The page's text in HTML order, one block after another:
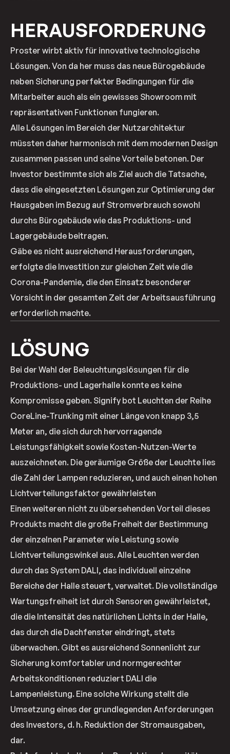
HERAUSFORDERUNG
Proster wirbt aktiv für innovative technologische
Lösungen. Von da her muss das neue Bürogebäude
neben Sicherung perfekter Bedingungen für die
Mitarbeiter auch als ein gewisses Showroom mit
repräsentativen Funktionen fungieren.
Alle Lösungen im Bereich der Nutzarchitektur
müssten daher harmonisch mit dem modernen Design
zusammen passen und seine Vorteile betonen. Der
Investor bestimmte sich als Ziel auch die Tatsache,
dass die eingesetzten Lösungen zur Optimierung der
Hausgaben im Bezug auf Stromverbrauch sowohl
durchs Bürogebäude wie das Produktions- und
Lagergebäude beitragen.
Gäbe es nicht ausreichend Herausforderungen,
erfolgte die Investition zur gleichen Zeit wie die
Corona-Pandemie, die den Einsatz besonderer
Vorsicht in der gesamten Zeit der Arbeitsausführung
erforderlich machte.
LÖSUNG
Bei der Wahl der Beleuchtungslösungen für die
Produktions- und Lagerhalle konnte es keine
Kompromisse geben. Signify bot Leuchten der Reihe
CoreLine-Trunking mit einer Länge von knapp 3,5
Meter an, die sich durch hervorragende
Leistungsfähigkeit sowie Kosten-Nutzen-Werte
auszeichneten. Die geräumige Größe der Leuchte lies
die Zahl der Lampen reduzieren, und auch einen hohen
Lichtverteilungsfaktor gewährleisten
Einen weiteren nicht zu übersehenden Vorteil dieses
Produkts macht die große Freiheit der Bestimmung
der einzelnen Parameter wie Leistung sowie
Lichtverteilungswinkel aus. Alle Leuchten werden
durch das System DALI, das individuell einzelne
Bereiche der Halle steuert, verwaltet. Die vollständige
Wartungsfreiheit ist durch Sensoren gewährleistet,
die die Intensität des natürlichen Lichts in der Halle,
das durch die Dachfenster eindringt, stets
überwachen. Gibt es ausreichend Sonnenlicht zur
Sicherung komfortabler und normgerechter
Arbeitskonditionen reduziert DALI die
Lampenleistung. Eine solche Wirkung stellt die
Umsetzung eines der grundlegenden Anforderungen
des Investors, d. h. Reduktion der Stromausgaben,
dar.